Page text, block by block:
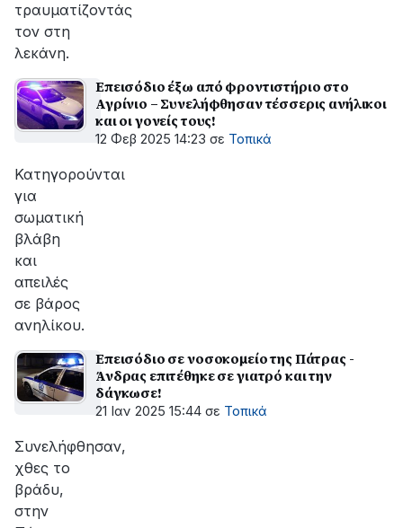
τραυματίζοντάς
τον στη
λεκάνη.
Επεισόδιο έξω από φροντιστήριο στο
Αγρίνιο – Συνελήφθησαν τέσσερις ανήλικοι
και οι γονείς τους!
12 Φεβ 2025 14:23 σε Τοπικά
Κατηγορούνται
για
σωματική
βλάβη
και
απειλές
σε βάρος
ανηλίκου.
Επεισόδιο σε νοσοκομείο της Πάτρας -
Άνδρας επιτέθηκε σε γιατρό και την
δάγκωσε!
21 Ιαν 2025 15:44 σε Τοπικά
Συνελήφθησαν,
χθες το
βράδυ,
στην